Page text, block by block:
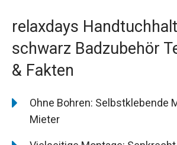
relaxdays
schwarz Badzubehör
& Fakten
Ohne Bohren: Selbstklebende
Mieter